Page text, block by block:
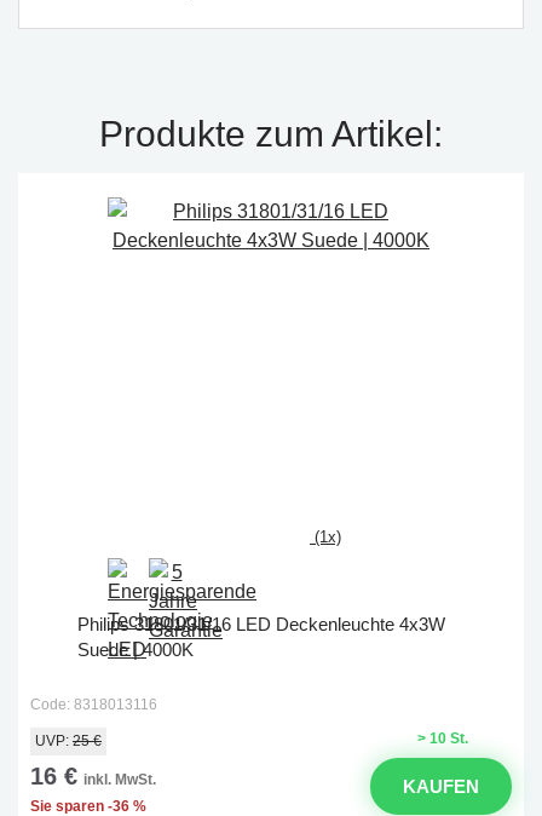
Produkte zum Artikel:
(1x)
Philips 31801/31/16 LED Deckenleuchte 4x3W
Suede | 4000K
Code: 8318013116
> 10 St.
UVP: 25 €
16 € inkl. MwSt.
Sie sparen -36 %
KAUFEN